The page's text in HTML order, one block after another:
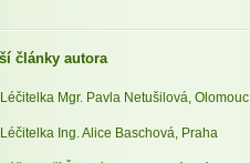
články autora
Léčitelka Mgr. Pavla Netušilová, Olomouc
Léčitelka Ing. Alice Baschová, Praha